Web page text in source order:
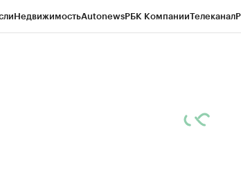
НедвижимостьAutonewsРБК КомпанииТелеканал